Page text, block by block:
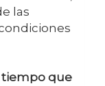
las
tiempo que